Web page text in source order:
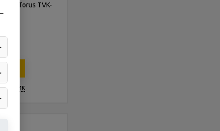
Torus TVK-
1 клик